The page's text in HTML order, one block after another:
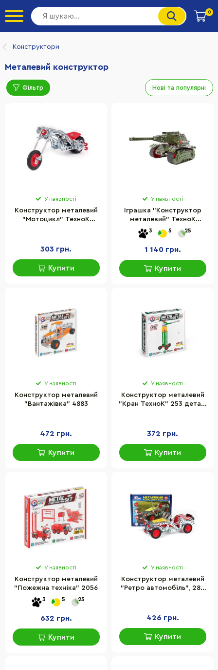
0
Конструктори
Металевий конструктор
Фільтр Нові та популярні
У наявності
Конструктор металевий
"Мотоцикл" ТехноК
303 грн.
Купити
У наявності
Іграшка "Конструктор
металевий" ТехноК
9307TXK
3 5 25
1 140 грн.
Купити
У наявності
Конструктор металевий
"Вантажівка" 4883
472 грн.
Купити
У наявності
Конструктор металевий
"Кран ТехноК" 253 деталі
372 грн.
Купити
У наявності
Конструктор металевий
"Пожежна техніка" 2056
3 5 25
632 грн.
Купити
У наявності
Конструктор металевий
"Ретро автомобіль", 284
426 грн.
Купити